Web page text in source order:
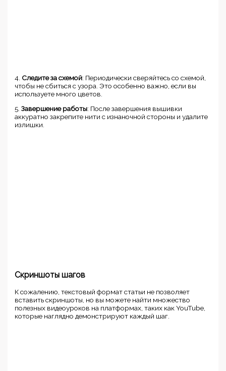
4. Следите за схемой: Периодически сверяйтесь со схемой,
чтобы не сбиться с узора. Это особенно важно, если вы
используете много цветов.
5.Завершение работы: После завершения вышивки
аккуратно закрепите нити с изнаночной стороны и удалите
излишки.
Скриншоты шагов
К сожалению, текстовый формат статьи не позволяет
вставить скриншоты, но вы можете найти множество
полезных видеоуроков на платформах, таких как YouTube,
которые наглядно демонстрируют каждый шаг.